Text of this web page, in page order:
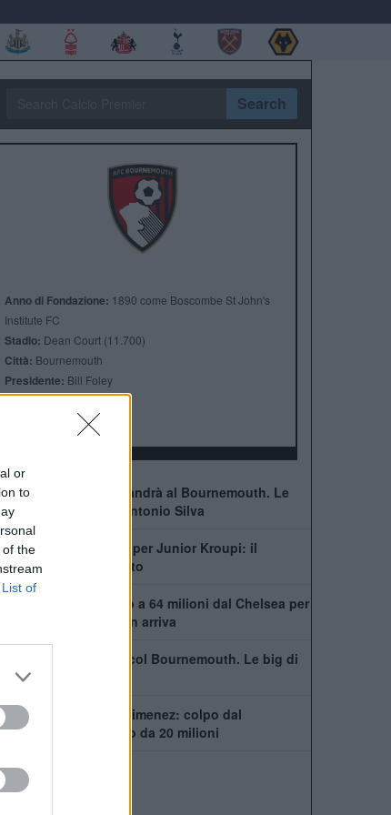
or
to
of the
List of
Search
Anno di Fondazione: 1890 come Boscombe St John's
Institute FC
Stadio: Dean Court (11.700)
Città: Bournemouth
Presidente: Bill Foley
Manager:Andoni Iraola
voleva il Milan, ma andrà al Bournemouth. Le
ed i dettagli per Antonio Silva
del Barcellona per Junior Kroupi: il
frena tutto
Bournemouth: no a 64 milioni dal Chelsea per
Ma il rinnovo non arriva
rifiuta il rinnovo col Bournemouth. Le big di
sono in fila
ecco Alex Jimenez: colpo dal
e riscatto da 20 milioni